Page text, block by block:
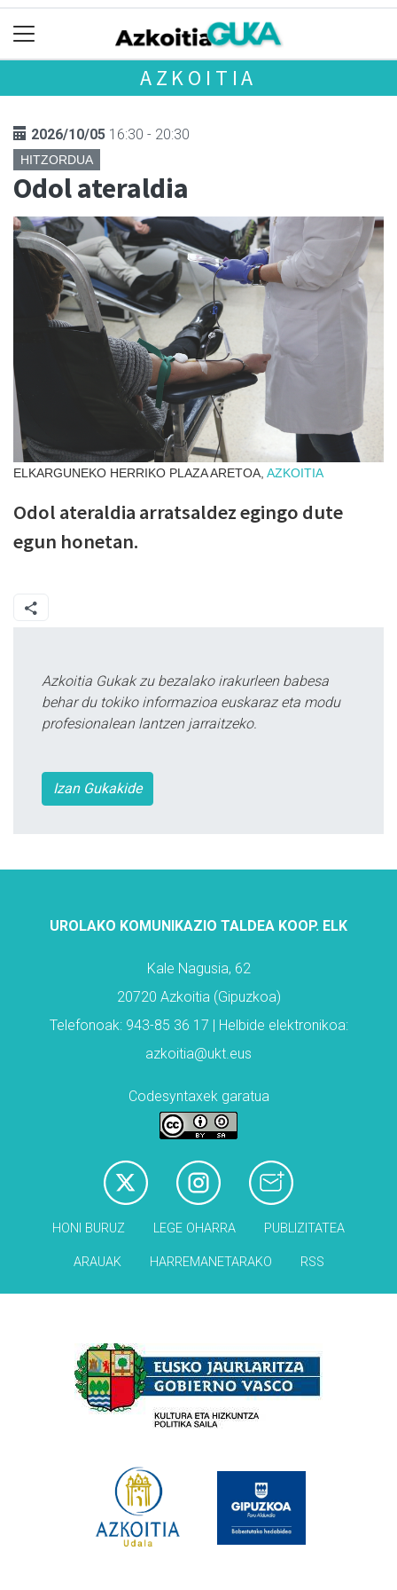
AZKOITIA
2026/10/05 16:30 - 20:30
HITZORDUA
Odol ateraldia
ELKARGUNEKO HERRIKO PLAZA ARETOA, AZKOITIA
Odol ateraldia arratsaldez egingo dute
egun honetan.
Azkoitia Gukak zu bezalako irakurleen babesa
behar du tokiko informazioa euskaraz eta modu
profesionalean lantzen jarraitzeko.
Izan Gukakide
UROLAKO KOMUNIKAZIO TALDEA KOOP. ELK
Kale Nagusia, 62
20720 Azkoitia (Gipuzkoa)
Telefonoak: 943-85 36 17 | Helbide elektronikoa:
azkoitia@ukt.eus
Codesyntaxek garatua
HONI BURUZ LEGE OHARRA PUBLIZITATEA
ARAUAK HARREMANETARAKO RSS